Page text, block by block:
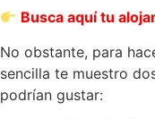
Busca aquí tu
No obstante, para
sencilla te muestro
podrían gustar: